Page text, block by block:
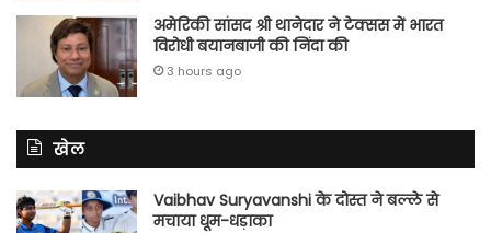
अमेरिकी सांसद श्री थानेदार ने टेक्सस में भारत
विरोधी बयानबाजी की निंदा की
3 hours ago
खेल
Vaibhav Suryavanshi के दोस्त ने बल्ले से
मचाया धूम-धड़ाका